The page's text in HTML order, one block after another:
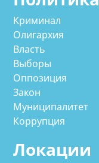
Криминал
Олигархия
Власть
Выборы
Оппозиция
Закон
Муниципалитет
Коррупция
Локации